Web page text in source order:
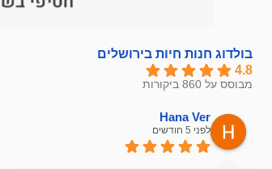
בולדוג חנות חיות בירושלים
4.8
מבוסס על 860 ביקורות
Hana Ver
לפני 5 חודשים